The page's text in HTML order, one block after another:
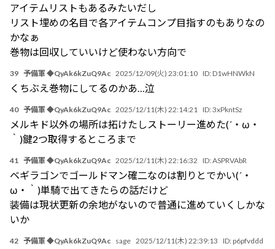
アイテムリストもあるみたいだし
リスト埋めの名目で各アイテムコンプ目指すのもありなの
かなぁ
巻物は回収していいけど使わない方向で
39 予備軍 ◆QyAk6kZuQ9Ac 2025/12/09(火) 23:01:10 ID: D1wHNWkN
くちぶえ巻物にしてるのかあ…泣
40 予備軍 ◆QyAk6kZuQ9Ac 2025/12/11(木) 22:14:21 ID:3xPkntSz
メルキド以外の場所は拓けたしストーリー進めた(´・ω・
｀)鍵2つ取得するところまで
41 予備軍 ◆QyAk6kZuQ9Ac 2025/12/11(木) 22:16:32 ID:ASPRVAbR
ベギラゴンでゴールドマン確二なのは割りとでかい(´・
ω・｀)単騎で出てきたらの話だけど
装備は現状更新の余地がないので普通に進めていくしかな
いか
42 予備軍 ◆QyAk6kZuQ9Ac sage 2025/12/11(木) 22:39:13 ID: p6pfvddd